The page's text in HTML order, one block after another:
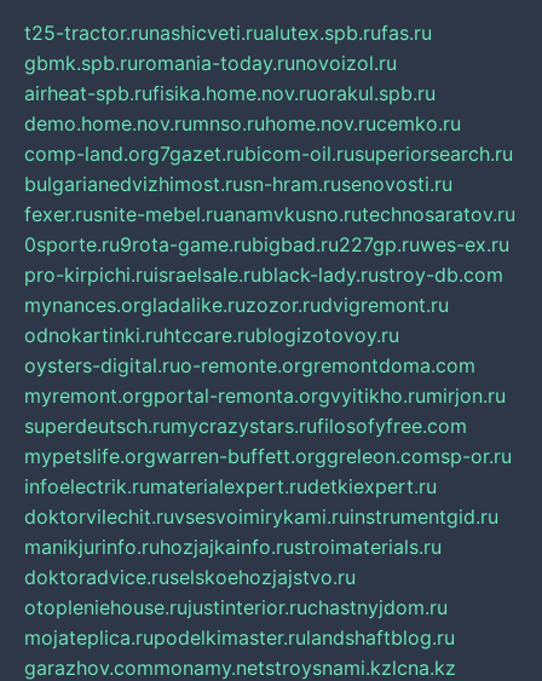
t25-tractor.runashicveti.rualutex.spb.rufas.ru
gbmk.spb.ruromania-today.runovoizol.ru
airheat-spb.rufisika.home.nov.ruorakul.spb.ru
demo.home.nov.rumnso.ruhome.nov.rucemko.ru
comp-land.org7gazet.rubicom-oil.rusuperiorsearch.ru
bulgarianedvizhimost.rusn-hram.rusenovosti.ru
fexer.rusnite-mebel.ruanamvkusno.rutechnosaratov.ru
0sporte.ru9rota-game.rubigbad.ru227gp.ruwes-ex.ru
pro-kirpichi.ruisraelsale.rublack-lady.rustroy-db.com
mynances.orgladalike.ruzozor.rudvigremont.ru
odnokartinki.ruhtccare.rublogizotovoy.ru
oysters-digital.ruo-remonte.orgremontdoma.com
myremont.orgportal-remonta.orgvyitikho.rumirjon.ru
superdeutsch.rumycrazystars.rufilosofyfree.com
mypetslife.orgwarren-buffett.orggreleon.comsp-or.ru
infoelectrik.rumaterialexpert.rudetkiexpert.ru
doktorvilechit.ruvsesvoimirykami.ruinstrumentgid.ru
manikjurinfo.ruhozjajkainfo.rustroimaterials.ru
doktoradvice.ruselskoehozjajstvo.ru
otopleniehouse.rujustinterior.ruchastnyjdom.ru
mojateplica.rupodelkimaster.rulandshaftblog.ru
garazhov.commonamy.netstroysnami.kzlcna.kz